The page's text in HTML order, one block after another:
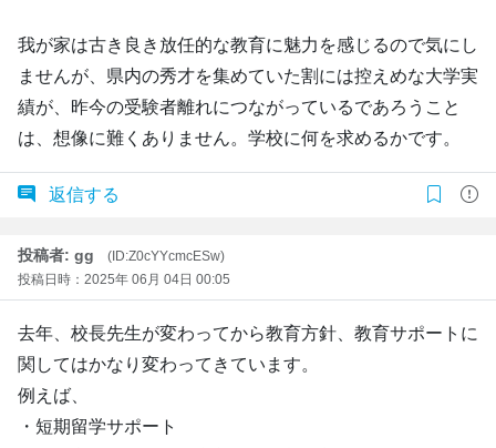
我が家は古き良き放任的な教育に魅力を感じるので気にし
ませんが、県内の秀才を集めていた割には控えめな大学実
績が、昨今の受験者離れにつながっているであろうこと
は、想像に難くありません。学校に何を求めるかです。
返信する
投稿者: gg
(ID:Z0cYYcmcESw)
投稿日時：2025年 06月 04日 00:05
去年、校長先生が変わってから教育方針、教育サポートに
関してはかなり変わってきています。
例えば、
・短期留学サポート